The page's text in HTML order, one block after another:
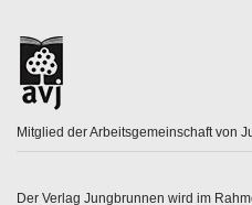
Mitglied der Arbeitsgemeinschaft von
Der Verlag Jungbrunnen wird im